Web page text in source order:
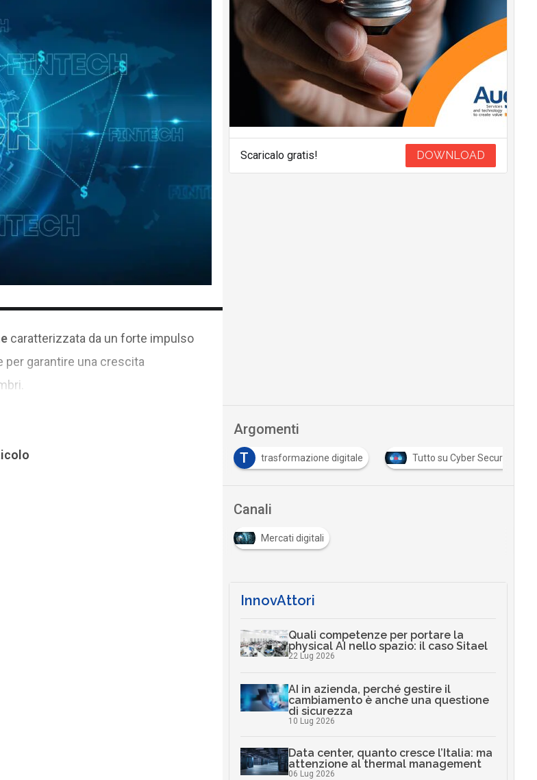
caratterizzata da un forte impulso
per garantire una crescita
Scaricalo gratis! DOWNLOAD
Argomenti
T trasformazione digitale Tutto su Cyber Security
Canali
Mercati digitali
InnovAttori
Quali competenze per portare la
physical AI nello spazio: il caso Sitael
22 Lug 2026
AI in azienda, perché gestire il
cambiamento è anche una questione
di sicurezza
10 Lug 2026
Data center, quanto cresce l’Italia: ma
attenzione al thermal management
06 Lug 2026